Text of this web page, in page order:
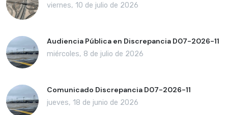
viernes, 10 de julio de 2026
Audiencia Pública en Discrepancia D07-2026-11
miércoles, 8 de julio de 2026
Comunicado Discrepancia D07-2026-11
jueves, 18 de junio de 2026